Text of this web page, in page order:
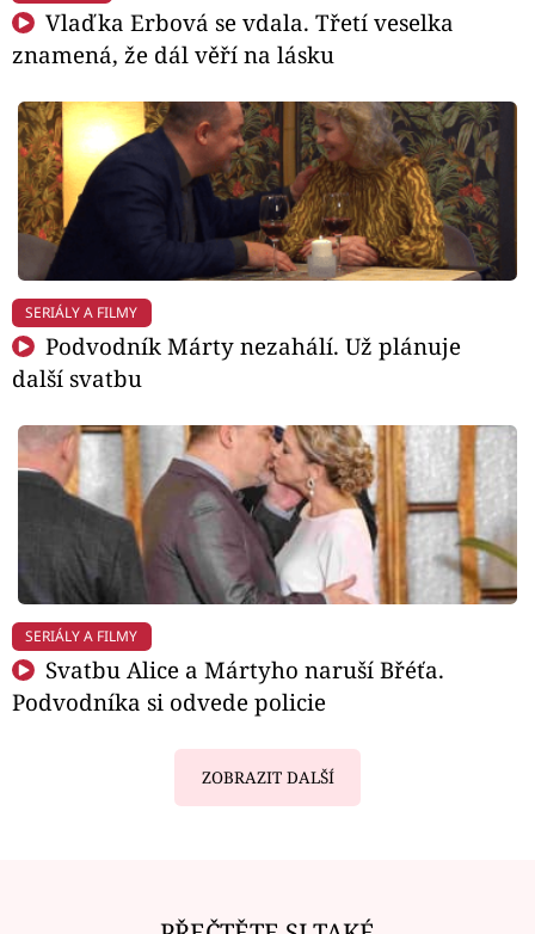
Vlaďka Erbová se vdala. Třetí veselka
znamená, že dál věří na lásku
SERIÁLY A FILMY
Podvodník Márty nezahálí. Už plánuje
další svatbu
SERIÁLY A FILMY
Svatbu Alice a Mártyho naruší Břéťa.
Podvodníka si odvede policie
ZOBRAZIT DALŠÍ